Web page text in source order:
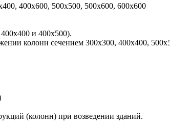
400х600, 500х500, 500х600, 600х600
и 400х500).
колонн сечением 300х300, 400х400,
(колонн) при возведении зданий.